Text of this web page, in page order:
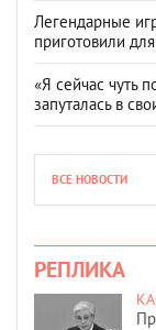
Легендарные
приготовили
«Я сейчас чуть
запуталась в
ВСЕ НОВОСТИ
РЕПЛИКА